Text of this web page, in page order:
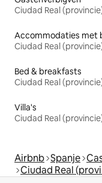
Ciudad Real
Ciudad Real
Bed & breakfasts
Ciudad Real
Villa's
Ciudad Real
Airbnb Spanje
Ciudad Real